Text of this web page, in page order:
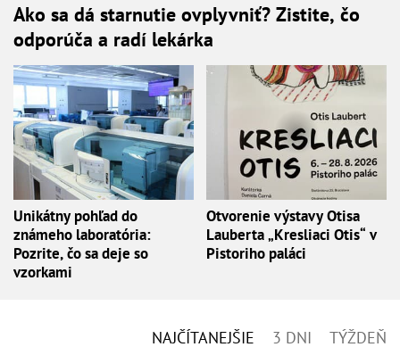
Ako sa dá starnutie ovplyvniť? Zistite, čo
odporúča a radí lekárka
Unikátny pohľad do
známeho laboratória:
Pozrite, čo sa deje so
vzorkami
Otvorenie výstavy Otisa
Lauberta „Kresliaci Otis“ v
Pistoriho paláci
NAJČÍTANEJŠIE 3 DNI TÝŽDEŇ